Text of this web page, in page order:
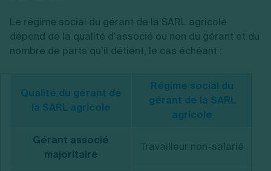
Le régime social du gérant de la SARL agricole
dépend de la qualité d’associé ou non du gérant et du
nombre de parts qu’il détient, le cas échéant :
Qualité du gérant de
la SARL agricole
Régime social du
gérant de la SARL
agricole
Gérant associé
majoritaire
Travailleur non-salarié